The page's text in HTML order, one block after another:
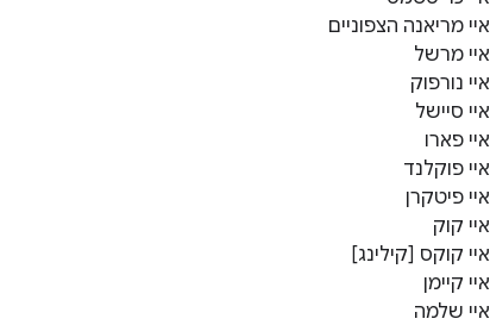
איי מריאנה הצפוניים
איי מרשל
איי נורפוק
איי סיישל
איי פארו
איי פוקלנד
איי פיטקרן
איי קוק
איי קוקס [קילינג]
איי קיימן
איי שלמה